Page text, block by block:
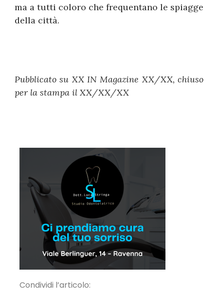
ma a tutti coloro che frequentano le spiagge
della città.
Pubblicato su XX IN Magazine XX/XX, chiuso
per la stampa il XX/XX/XX
Condividi l’articolo: